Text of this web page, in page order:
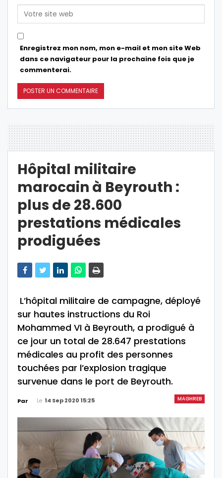
Enregistrez mon nom, mon e-mail et mon site Web
dans ce navigateur pour la prochaine fois que je
commenterai.
Hôpital militaire
marocain à Beyrouth :
plus de 28.600
prestations médicales
prodiguées
L’hôpital militaire de campagne, déployé
sur hautes instructions du Roi
Mohammed VI à Beyrouth, a prodigué à
ce jour un total de 28.647 prestations
médicales au profit des personnes
touchées par l’explosion tragique
survenue dans le port de Beyrouth.
MAGHREB
Par Le 14 Sep 2020 15:25